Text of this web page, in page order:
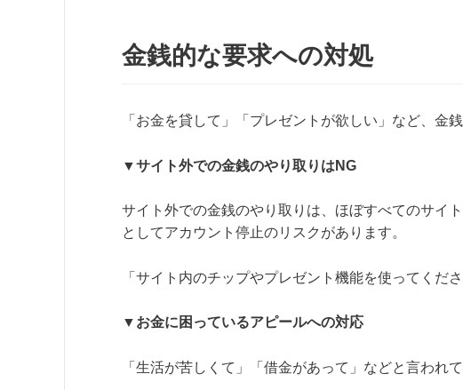
金銭的な要求への対処
「お金を貸して」「プレゼントが欲しい」など、金
▼サイト外での金銭のやり取りはNG
サイト外での金銭のやり取りは、ほぼすべてのサイ
としてアカウント停止のリスクがあります。
「サイト内のチップやプレゼント機能を使ってくだ
▼お金に困っているアピールへの対応
「生活が苦しくて」「借金があって」などと言われ